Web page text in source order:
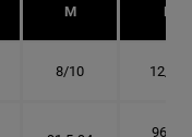
M L
8/10 12/14
96.5-